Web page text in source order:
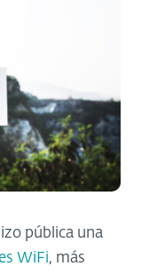
pública una
WiFi, más